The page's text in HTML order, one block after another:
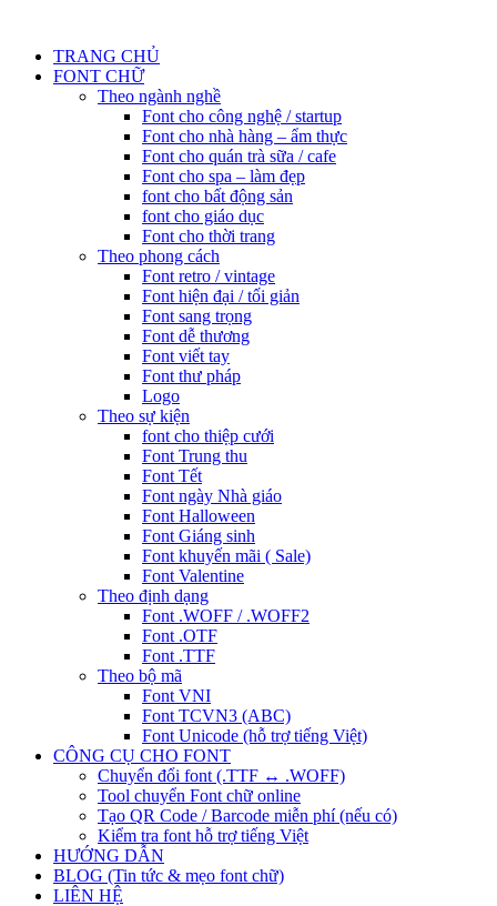
TRANG CHỦ
FONT CHỮ
Theo ngành nghề
Font cho công nghệ / startup
Font cho nhà hàng – ẩm thực
Font cho quán trà sữa / cafe
Font cho spa – làm đẹp
font cho bất động sản
font cho giáo dục
Font cho thời trang
Theo phong cách
Font retro / vintage
Font hiện đại / tối giản
Font sang trọng
Font dễ thương
Font viết tay
Font thư pháp
Logo
Theo sự kiện
font cho thiệp cưới
Font Trung thu
Font Tết
Font ngày Nhà giáo
Font Halloween
Font Giáng sinh
Font khuyến mãi ( Sale)
Font Valentine
Theo định dạng
Font .WOFF / .WOFF2
Font .OTF
Font .TTF
Theo bộ mã
Font VNI
Font TCVN3 (ABC)
Font Unicode (hỗ trợ tiếng Việt)
CÔNG CỤ CHO FONT
Chuyển đổi font (.TTF ↔ .WOFF)
Tool chuyển Font chữ online
Tạo QR Code / Barcode miễn phí (nếu có)
Kiểm tra font hỗ trợ tiếng Việt
HƯỚNG DẪN
BLOG (Tin tức & mẹo font chữ)
LIÊN HỆ